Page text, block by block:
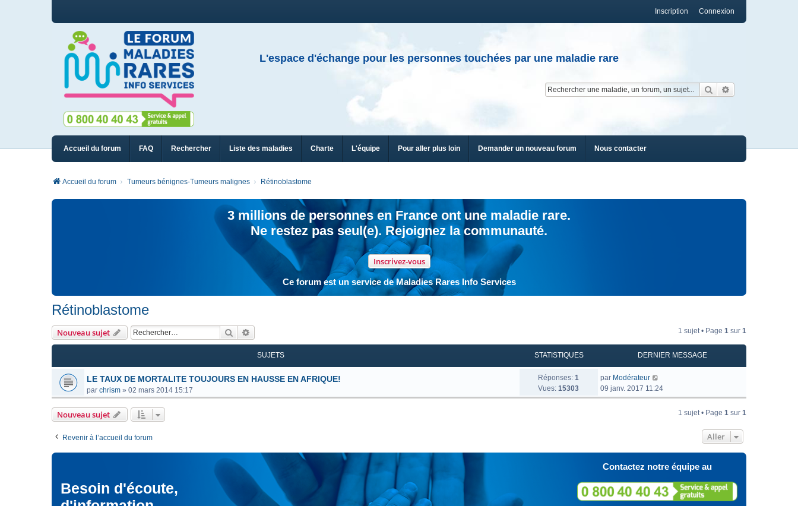
Connexion
Inscription
L'espace d'échange pour les personnes touchées par une maladie rare
Rechercher
Accueil du forum FAQ Rechercher Liste des maladies Charte L'équipe Pour aller plus loin Demander un nouveau forum Nous contacter
Accueil du forum Tumeurs bénignes-Tumeurs malignes Rétinoblastome
3 millions de personnes en France ont une maladie rare.
Ne restez pas seul(e). Rejoignez la communauté.
Inscrivez-vous
Ce forum est un service de Maladies Rares Info Services
Rétinoblastome
Nouveau sujet Rechercher 1 sujet • Page 1 sur 1
SUJETS STATISTIQUES DERNIER MESSAGE
LE TAUX DE MORTALITE TOUJOURS EN HAUSSE EN AFRIQUE!
par chrism » 02 mars 2014 15:17
Réponses: 1
Vues: 15303
par Modérateur
09 janv. 2017 11:24
Nouveau sujet 1 sujet • Page 1 sur 1
Revenir à l’accueil du forum Aller
Besoin d'écoute,
Contactez notre équipe au